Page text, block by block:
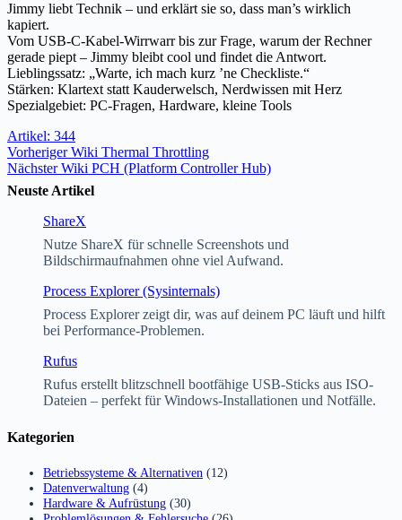
Jimmy liebt Technik – und erklärt sie so, dass man’s wirklich
kapiert.
Vom USB-C-Kabel-Wirrwarr bis zur Frage, warum der Rechner
gerade piept – Jimmy bleibt cool und findet die Antwort.
Lieblingssatz: „Warte, ich mach kurz ’ne Checkliste.“
Stärken: Klartext statt Kauderwelsch, Nerdwissen mit Herz
Spezialgebiet: PC-Fragen, Hardware, kleine Tools
Artikel: 344
VorherigerWiki Thermal Throttling
NächsterWiki PCH (Platform Controller Hub)
Neuste Artikel
ShareX
Nutze ShareX für schnelle Screenshots und
Bildschirmaufnahmen ohne viel Aufwand.
Process Explorer (Sysinternals)
Process Explorer zeigt dir, was auf deinem PC läuft und hilft
bei Performance-Problemen.
Rufus
Rufus erstellt blitzschnell bootfähige USB-Sticks aus ISO-
Dateien – perfekt für Windows-Installationen und Notfälle.
Kategorien
Betriebssysteme & Alternativen (12)
Datenverwaltung (4)
Hardware & Aufrüstung (30)